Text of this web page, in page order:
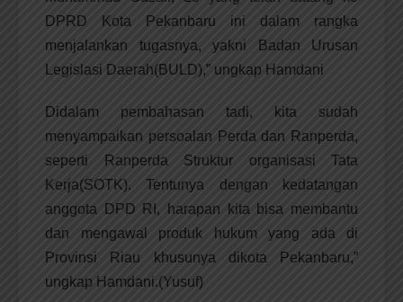
DPRD Kota Pekanbaru ini dalam rangka
menjalankan tugasnya, yakni Badan Urusan
Legislasi Daerah(BULD),” ungkap Hamdani
Didalam pembahasan tadi, kita sudah
menyampaikan persoalan Perda dan Ranperda,
seperti Ranperda Struktur organisasi Tata
Kerja(SOTK). Tentunya dengan kedatangan
anggota DPD RI, harapan kita bisa membantu
dan mengawal produk hukum yang ada di
Provinsi Riau khusunya dikota Pekanbaru,”
ungkap Hamdani.(Yusuf)